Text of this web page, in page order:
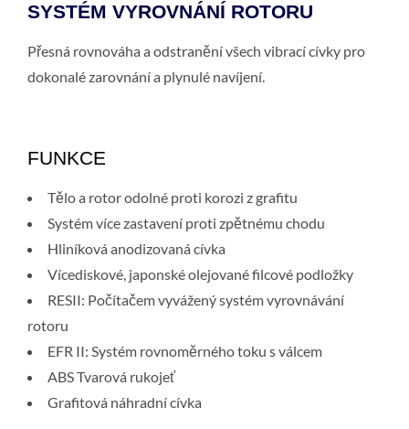
SYSTÉM VYROVNÁNÍ ROTORU
Přesná rovnováha a odstranění všech vibrací cívky pro
dokonalé zarovnání a plynulé navíjení.
FUNKCE
Tělo a rotor odolné proti korozi z grafitu
Systém více zastavení proti zpětnému chodu
Hliníková anodizovaná cívka
Vícediskové, japonské olejované filcové podložky
RESII: Počítačem vyvážený systém vyrovnávání
rotoru
EFR II: Systém rovnoměrného toku s válcem
ABS Tvarová rukojeť
Grafitová náhradní cívka